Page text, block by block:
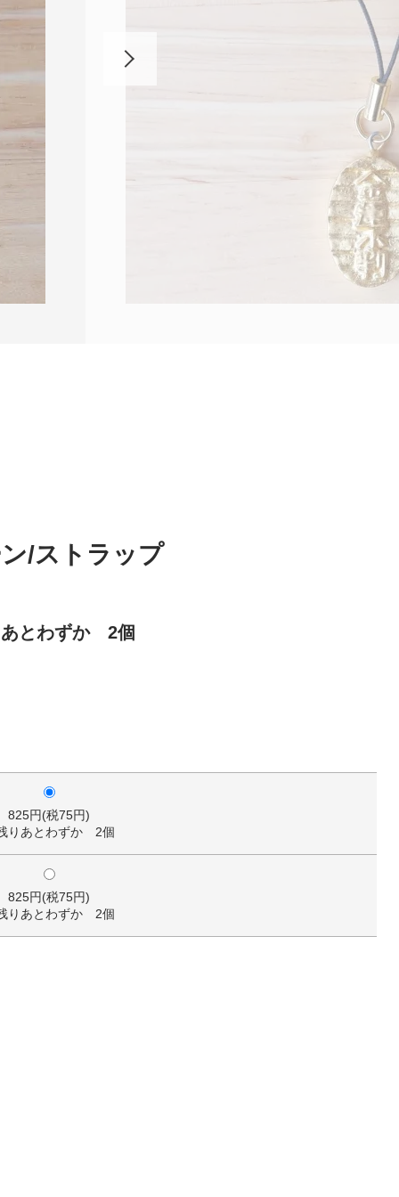
/ストラップ
とわずか 2個
825円(税75円)
りあとわずか 2個
825円(税75円)
りあとわずか 2個